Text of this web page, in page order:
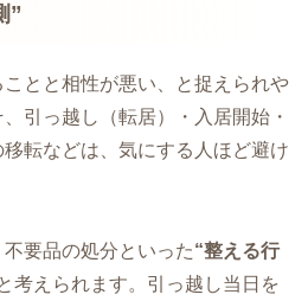
”
とと相性が悪い、と捉えられや
引っ越し（転居）・入居開始・
転などは、気にする人ほど避け
要品の処分といった“整える行
考えられます。引っ越し当日を